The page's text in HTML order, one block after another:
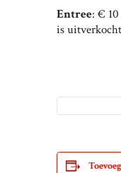
Entree: €
is